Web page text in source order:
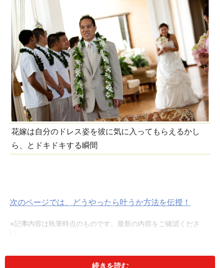
花嫁は自分のドレス姿を彼に気に入ってもらえるかし
ら、とドキドキする瞬間
次のページでは、どうやったら叶うか方法を伝授！
※記事内容は執筆時点のものです。最新の内容をご確認くださ
1/2
続きを読む